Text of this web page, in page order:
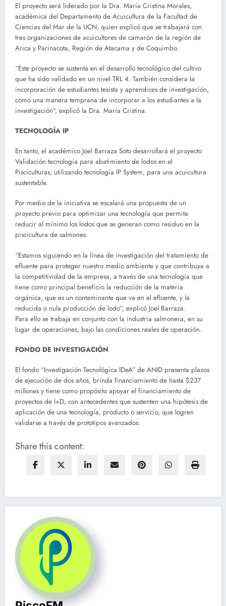
El proyecto será liderado por la Dra. María Cristina Morales,
académica del Departamento de Acuicultura de la Facultad de
Ciencias del Mar de la UCN, quien explicó que se trabajará con
tres organizaciones de acuicultores de camarón de la región de
Arica y Parinacota, Región de Atacama y de Coquimbo.
“Este proyecto se sustenta en el desarrollo tecnológico del cultivo
que ha sido validado en un nivel TRL 4. También considera la
incorporación de estudiantes tesista y aprendices de investigación,
como una manera temprana de incorporar a los estudiantes a la
investigación”, explicó la Dra. María Cristina.
TECNOLOGÍA IP
En tanto, el académico Joel Barraza Soto desarrollará el proyecto
Validación tecnología para abatimiento de lodos en el
Pisciculturas, utilizando tecnología IP System, para una acuicultura
sustentable.
Por medio de la iniciativa se escalará una propuesta de un
proyecto previo para optimizar una tecnología que permita
reducir al mínimo los lodos que se generan como residuo en la
piscicultura de salmones.
“Estamos siguiendo en la línea de investigación del tratamiento de
efluente para proteger nuestro medio ambiente y que contribuya a
la competitividad de la empresa, a través de una tecnología que
tiene como principal beneficio la reducción de la materia
orgánica, que es un contaminante que va en el efluente, y la
reducida o nula producción de lodo”, explicó Joel Barraza.
Para ello se trabaja en conjunto con la industria salmonera, en su
lugar de operaciones, bajo las condiciones reales de operación.
FONDO DE INVESTIGACIÓN
El fondo “Investigación Tecnológica IDeA” de ANID presenta plazos
de ejecución de dos años, brinda financiamiento de hasta $237
millones y tiene como propósito apoyar el financiamiento de
proyectos de I+D, con antecedentes que sustenten una hipótesis de
aplicación de una tecnología, producto o servicio, que logren
validarse a través de prototipos avanzados.
Share this content: